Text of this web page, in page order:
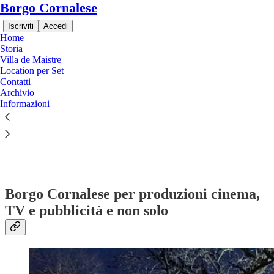
Borgo Cornalese
Iscriviti Accedi
Home
Storia
Villa de Maistre
Location per Set
Contatti
Archivio
Informazioni
Location per Set
Borgo Cornalese per produzioni cinema,
TV e pubblicità e non solo